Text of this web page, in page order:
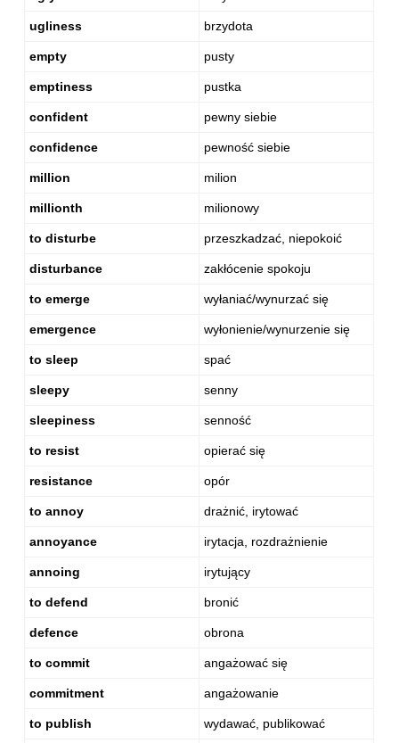
ugliness brzydota
empty pusty
emptiness pustka
confident pewny siebie
confidence pewność siebie
million milion
millionth milionowy
to disturbe przeszkadzać, niepokoić
disturbance zakłócenie spokoju
to emerge wyłaniać/wynurzać się
emergence wyłonienie/wynurzenie się
to sleep spać
sleepy senny
sleepiness senność
to resist opierać się
resistance opór
to annoy drażnić, irytować
annoyance irytacja, rozdrażnienie
annoing irytujący
to defend bronić
defence obrona
to commit angażować się
commitment angażowanie
to publish wydawać, publikować